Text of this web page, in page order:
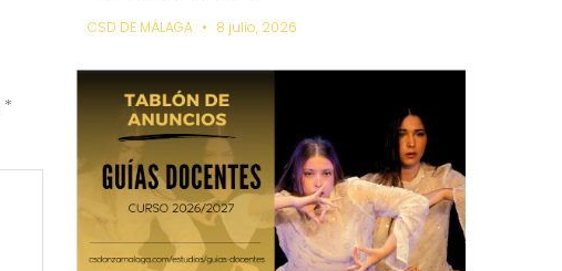
*
CSD DE MÁLAGA 8 julio, 2026